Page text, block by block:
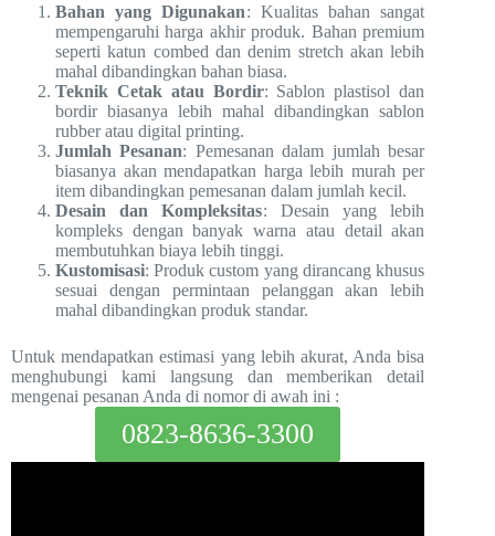
Bahan yang Digunakan: Kualitas bahan sangat
mempengaruhi harga akhir produk. Bahan premium
seperti katun combed dan denim stretch akan lebih
mahal dibandingkan bahan biasa.
Teknik Cetak atau Bordir: Sablon plastisol dan
bordir biasanya lebih mahal dibandingkan sablon
rubber atau digital printing.
Jumlah Pesanan: Pemesanan dalam jumlah besar
biasanya akan mendapatkan harga lebih murah per
item dibandingkan pemesanan dalam jumlah kecil.
Desain dan Kompleksitas: Desain yang lebih
kompleks dengan banyak warna atau detail akan
membutuhkan biaya lebih tinggi.
Kustomisasi: Produk custom yang dirancang khusus
sesuai dengan permintaan pelanggan akan lebih
mahal dibandingkan produk standar.
Untuk mendapatkan estimasi yang lebih akurat, Anda bisa
menghubungi kami langsung dan memberikan detail
mengenai pesanan Anda di nomor di awah ini :
0823-8636-3300